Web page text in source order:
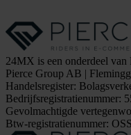
24MX is een onderdeel
Pierce Group AB |
Handelsregister:
Bedrijfsregistratienummer:
Gevolmachtigde
Btw-registratienummer: